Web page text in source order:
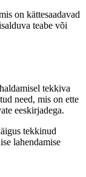
on kättesaadavad
teabe või
tekkiva
need, mis on ette
eeskirjadega.
tekkinud
lahendamise